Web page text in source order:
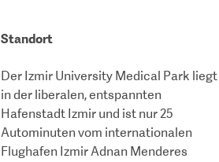
Standort
Der Izmir University Medical Park liegt
in der liberalen, entspannten
Hafenstadt Izmir und ist nur 25
Autominuten vom internationalen
Flughafen Izmir Adnan Menderes